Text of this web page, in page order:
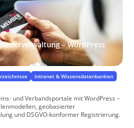
– WordPress
Intranet & Wissensdatenbanken
und Verbandsportale mit WordPress –
geobasierter
und DSGVO-konformer Registrierung.